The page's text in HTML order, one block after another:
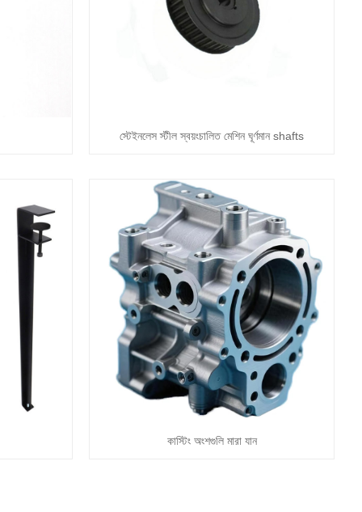
স্টেইনলেস স্টীল স্বয়ংচালিত মেশিন ঘূর্ণমান shafts
কাস্টিং অংশগুলি মারা যান